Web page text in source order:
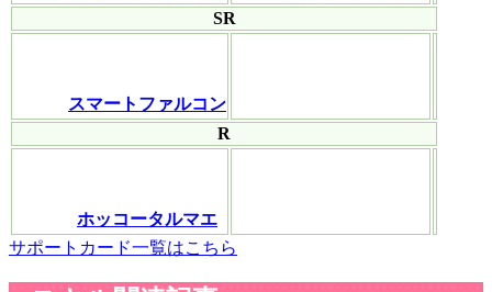
SR
スマートファルコン
R
ホッコータルマエ
サポートカード一覧はこちら